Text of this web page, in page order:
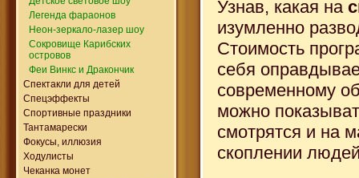
Легенда фараонов
Неон-зеркало-лазер шоу
Сокровище Карибских
островов
Феи Винкс и Дракончик
Спектакли для детей
Спецэффекты
Спортивные праздники
Тантамарески
Фокусы, иллюзия
Ходулисты
Чеканка монет
Узнав, какая на
изумленно
Стоимость
себя
современному
можно
смотрятся и на
скоплении